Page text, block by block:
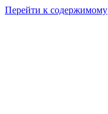
Перейти к содержимому